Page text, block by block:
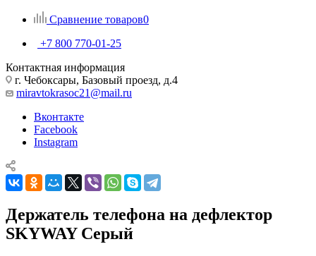
Сравнение товаров0
+7 800 770-01-25
Контактная информация
г. Чебоксары, Базовый проезд, д.4
miravtokrasoc21@mail.ru
Вконтакте
Facebook
Instagram
Держатель телефона на дефлектор
SKYWAY Серый